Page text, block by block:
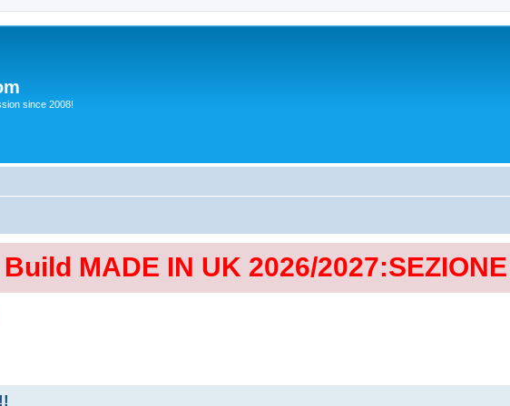
since 2008!
MADE IN UK 2026/